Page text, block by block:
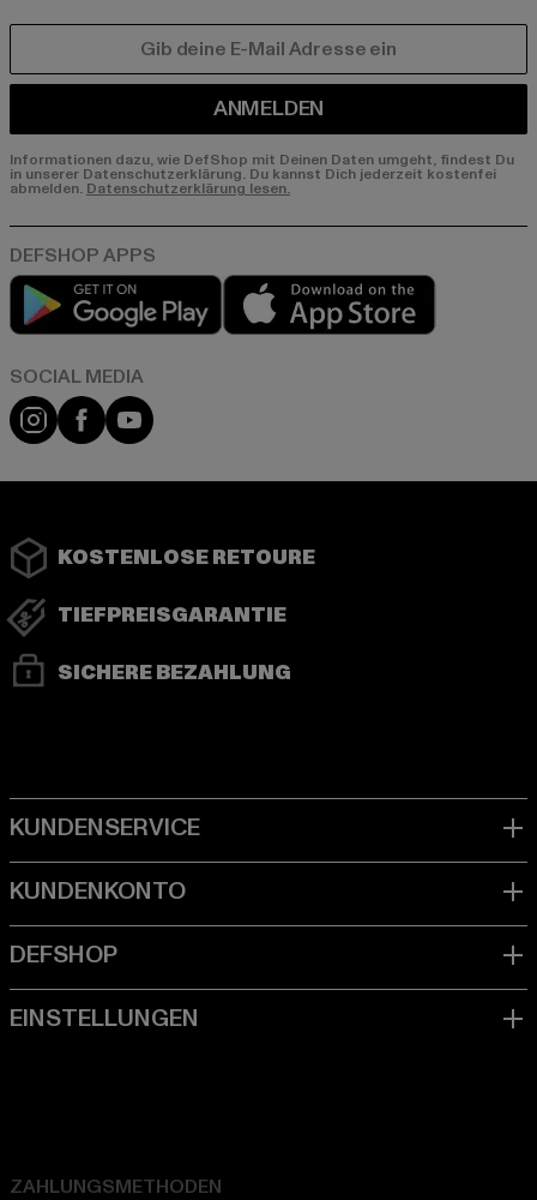
ANMELDEN
Informationen dazu, wie DefShop mit Deinen Daten umgeht, findest Du
in unserer Datenschutzerklärung. Du kannst Dich jederzeit kostenfei
abmelden.Datenschutzerklärung lesen.
Play market
Instagram
FacebookYouTube
KOSTENLOSE RETOURE
TIEFPREISGARANTIE
SICHERE BEZAHLUNG
ZAHLUNGSMETHODEN